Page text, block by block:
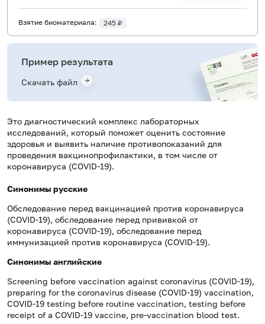
Это диагностический комплекс лабораторных
исследований, который поможет оценить состояние
здоровья и выявить наличие противопоказаний для
проведения вакцинопрофилактики, в том числе от
коронавируса (COVID-19).
Синонимы русские
Обследование перед вакцинацией против коронавируса
(COVID-19), обследование перед прививкой от
коронавируса (COVID-19), обследование перед
иммунизацией против коронавируса (COVID-19).
Синонимы английские
Screening before vaccination against coronavirus (COVID-19),
preparing for the coronavirus disease (COVID-19) vaccination,
COVID-19 testing before routine vaccination, testing before
receipt of a COVID-19 vaccine, pre-vaccination blood test.
Взятие биоматериала: 245 ₽
Пример результата
Скачать файл